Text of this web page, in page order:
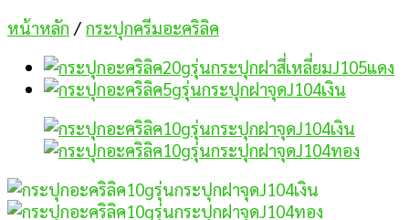
หน้าหลัก / กระปุกครีมอะคริลิค